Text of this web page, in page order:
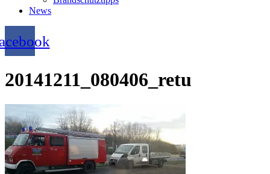
News
20141211_080406_retu